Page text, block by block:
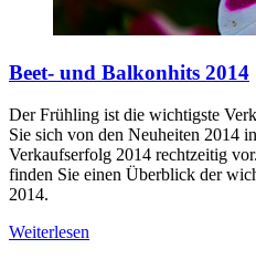
Beet- und Balkonhits 2014
Der Frühling ist die wichtigste
Sie sich von den Neuheiten 2014
Verkaufserfolg 2014 rechtzeitig
finden Sie einen Überblick der
2014.
Weiterlesen